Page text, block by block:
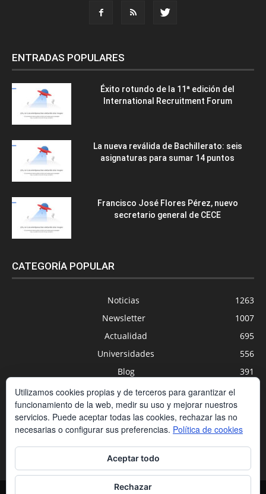
ENTRADAS POPULARES
Éxito rotundo de la 11ª edición del
International Recruitment Forum
La nueva reválida de Bachillerato: seis
asignaturas para sumar 14 puntos
Francisco José Flores Pérez, nuevo
secretario general de CECE
CATEGORÍA POPULAR
Noticias
1263
Newsletter
1007
Actualidad
695
Universidades
556
Blog
391
Agenda
Nuevas Tecnologías
Estudios
Utilizamos cookies propias y de terceros para garantizar el
funcionamiento de la web, medir su uso y mejorar nuestros
servicios. Puede aceptar todas las cookies, rechazar las no
necesarias o configurar sus preferencias. Política de cookies
Aceptar todo
Rechazar